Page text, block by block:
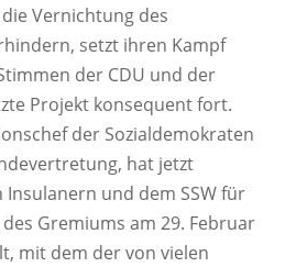
Vernichtung des
setzt ihren Kampf
der CDU und der
Projekt konsequent fort.
der Sozialdemokraten
hat jetzt
und dem SSW für
Gremiums am 29. Februar
mit dem der von vielen